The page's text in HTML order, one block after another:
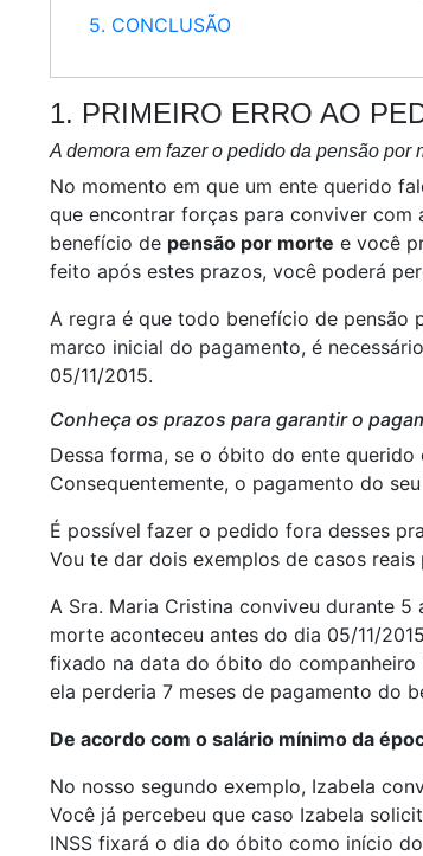
5. CONCLUSÃO
1. PRIMEIRO ERRO AO
A demora em fazer o pedido da pensão por
No momento em que um ente querido
que encontrar forças para conviver com
benefício de pensão por morte e você
feito após estes prazos, você poderá
A regra é que todo benefício de pensão
marco inicial do pagamento, é
05/11/2015.
Conheça os prazos para garantir o
Dessa forma, se o óbito do ente
Consequentemente, o pagamento do
É possível fazer o pedido fora desses
Vou te dar dois exemplos de casos
A Sra. Maria Cristina conviveu durante
morte aconteceu antes do dia 05/11/
fixado na data do óbito do companheiro
ela perderia 7 meses de pagamento do
De acordo com o salário mínimo da
No nosso segundo exemplo, Izabela
Você já percebeu que caso Izabela
INSS fixará o dia do óbito como início